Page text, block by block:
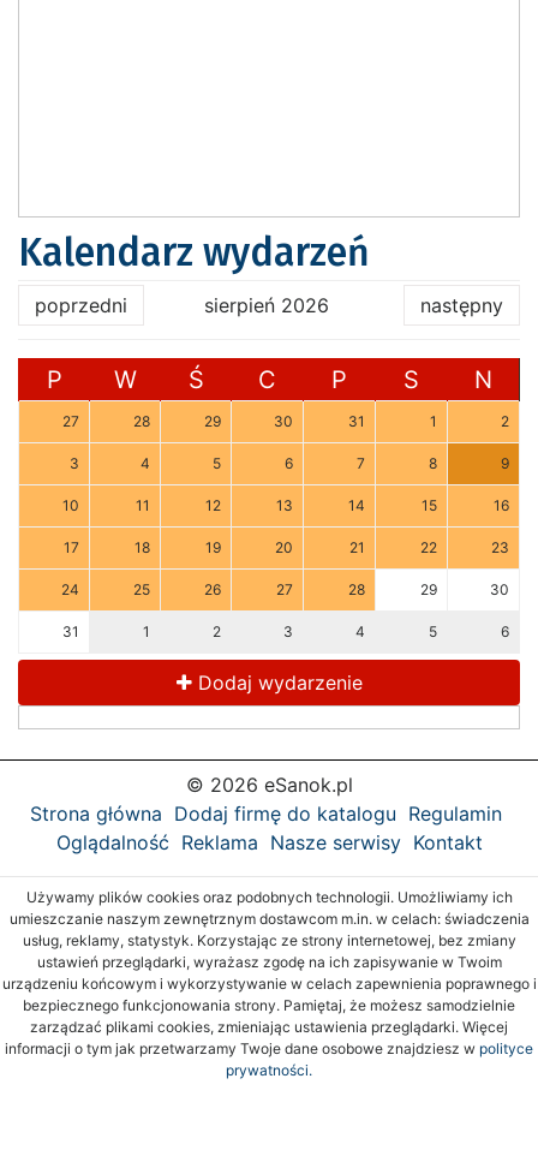
Kalendarz wydarzeń
poprzedni sierpień 2026 następny
P W Ś C P S N
27 28 29 30 31 1 2
3 4 5 6 7 8 9
10 11 12 13 14 15 16
17 18 19 20 21 22 23
24 25 26 27 28 29 30
31 1 2 3 4 5 6
Dodaj wydarzenie
© 2026 eSanok.pl
Strona główna Dodaj firmę do katalogu Regulamin
Oglądalność Reklama Nasze serwisy Kontakt
Używamy plików cookies oraz podobnych technologii. Umożliwiamy ich
umieszczanie naszym zewnętrznym dostawcom m.in. w celach: świadczenia
usług, reklamy, statystyk. Korzystając ze strony internetowej, bez zmiany
ustawień przeglądarki, wyrażasz zgodę na ich zapisywanie w Twoim
urządzeniu końcowym i wykorzystywanie w celach zapewnienia poprawnego i
bezpiecznego funkcjonowania strony. Pamiętaj, że możesz samodzielnie
zarządzać plikami cookies, zmieniając ustawienia przeglądarki. Więcej
informacji o tym jak przetwarzamy Twoje dane osobowe znajdziesz w polityce
prywatności.